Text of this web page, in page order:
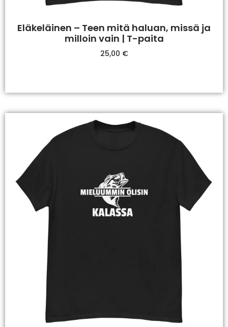
Eläkeläinen – Teen mitä haluan, missä ja
milloin vain | T-paita
25,00 €